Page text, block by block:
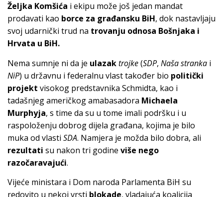
Željka Komšića i ekipu može još jedan mandat
prodavati kao borce za građansku BiH, dok nastavljaju
svoj udarnički trud na trovanju odnosa Bošnjaka i
Hrvata u BiH.
Nema sumnje ni da je ulazaktrojke(SDP, Naša stranka i
NiP) u državnu i federalnu vlast također bio politički
projekt visokog predstavnika Schmidta, kao i
tadašnjeg američkog amabasadora Michaela
Murphyja, s time da su u tome imali podršku i u
raspoloženju dobrog dijela građana, kojima je bilo
muka od vlasti SDA. Namjera je možda bilo dobra, ali
rezultati su nakon tri godine više nego
razočaravajući.
Vijeće ministara i Dom naroda Parlamenta BiH su
redovito u nekoj vrsti blokade, vladajuća koalicija